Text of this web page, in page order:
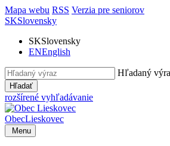
Mapa webu RSS Verzia pre seniorov
SKSlovensky
SKSlovensky
ENEnglish
Hľadaný
Hľadať
rozšírené vyhľadávanie
ObecLieskovec
Menu